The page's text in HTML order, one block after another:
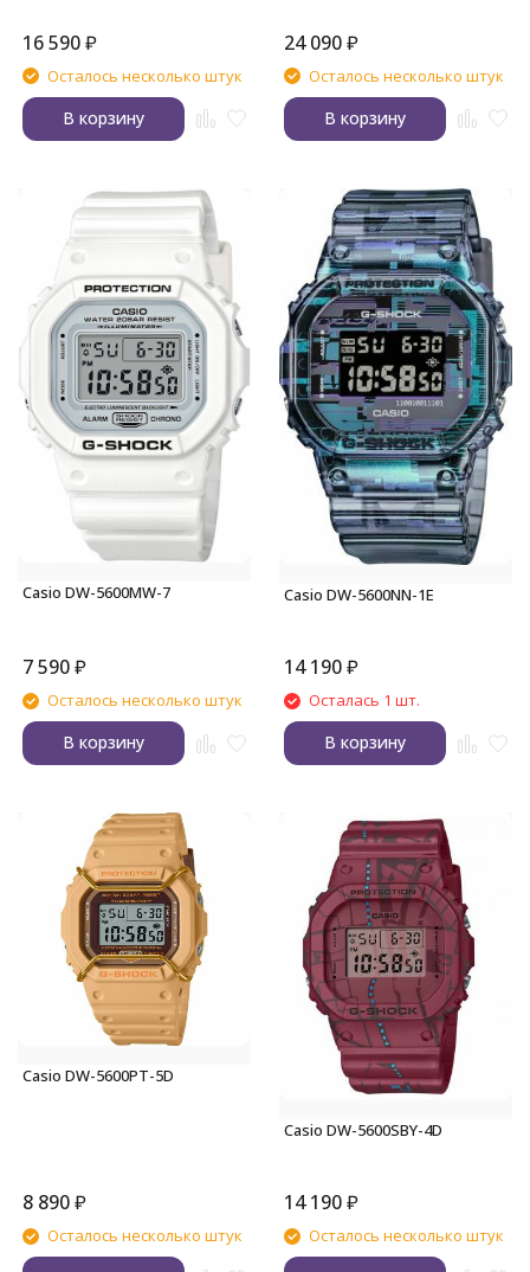
16 590₽
Осталось несколько штук
В корзину
24 090₽
Осталось несколько штук
В корзину
Casio DW-5600MW-7
7 590₽
Осталось несколько штук
В корзину
Casio DW-5600NN-1E
14 190₽
Осталась 1 шт.
В корзину
Casio DW-5600PT-5D
8 890₽
Осталось несколько штук
Casio DW-5600SBY-4D
14 190₽
Осталось несколько штук